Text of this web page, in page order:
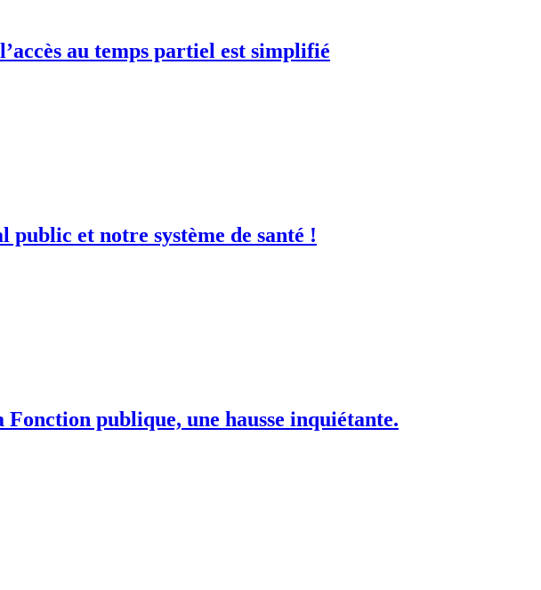
au temps partiel est simplifié
public et notre système de santé !
publique, une hausse inquiétante.